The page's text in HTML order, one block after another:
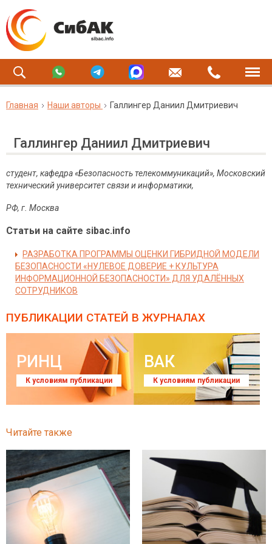
Главная Наши авторы Галлингер Даниил Дмитриевич
Галлингер Даниил Дмитриевич
студент, кафедра «Безопасность телекоммуникаций», Московский
технический университет связи и информатики,
РФ, г. Москва
Статьи на сайте sibac.info
РАЗРАБОТКА ПРОГРАММЫ ОЦЕНКИ ГИБРИДНОЙ МОДЕЛИ
БЕЗОПАСНОСТИ «НУЛЕВОЕ ДОВЕРИЕ + КУЛЬТУРА
ИНФОРМАЦИОННОЙ БЕЗОПАСНОСТИ» ДЛЯ УДАЛЁННЫХ
СОТРУДНИКОВ
ПУБЛИКАЦИИ СТАТЕЙ В ЖУРНАЛАХ
РИНЦ
К условиям публикации
ВАК
К условиям публикации
Читайте также